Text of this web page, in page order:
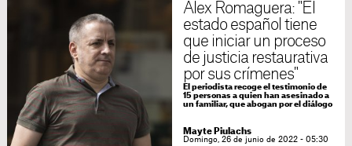
Àlex Romaguera: "El
estado español tiene
que iniciar un proceso
de justicia restaurativa
por sus crímenes"
El periodista recoge el testimonio de
15 personas a quien han asesinado a
un familiar, que abogan por el diálogo
Mayte Piulachs
Domingo, 26 de junio de 2022 - 05:30